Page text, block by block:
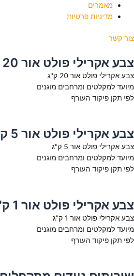
מאמרים
מדיניות פרטיות
צור קשר
צבע אקרילי פולט אור 20 ק"ג
צבע אקרילי פולט אור 20 ק"ג
מיועד למקלטים ומרחבים מוגנים
לפי תקן פיקוד העורף
צבע אקרילי פולט אור 5 ק"ג
צבע אקרילי פולט אור 5 ק"ג
מיועד למקלטים ומרחבים מוגנים
לפי תקן פיקוד העורף
צבע אקרילי פולט אור 1 ק"ג
צבע אקרילי פולט אור 1 ק"ג
מיועד למקלטים ומרחבים מוגנים
לפי תקן פיקוד העורף